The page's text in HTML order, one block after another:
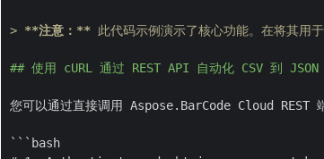
> **注意：** 此代码示例演示了核心功能。在将其
## 使用 cURL 通过 REST API 自动化 CSV 到 JSON
您可以通过直接调用 Aspose.BarCode Cloud REST
```bash